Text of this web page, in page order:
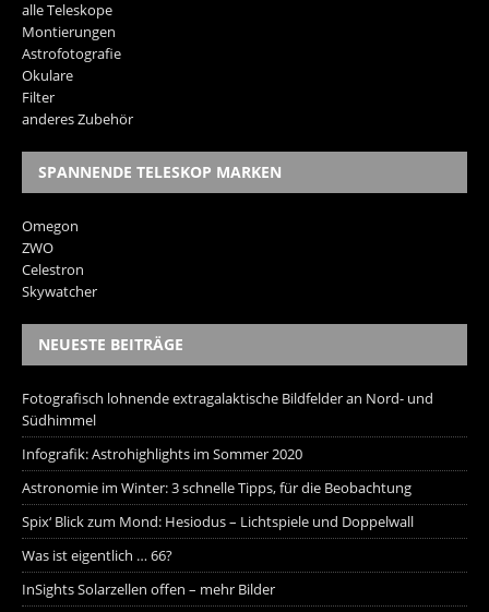
alle Teleskope
Montierungen
Astrofotografie
Okulare
Filter
anderes Zubehör
SPANNENDE TELESKOP MARKEN
Omegon
ZWO
Celestron
Skywatcher
NEUESTE BEITRÄGE
Fotografisch lohnende extragalaktische Bildfelder an Nord- und
Südhimmel
Infografik: Astrohighlights im Sommer 2020
Astronomie im Winter: 3 schnelle Tipps, für die Beobachtung
Spix‘ Blick zum Mond: Hesiodus – Lichtspiele und Doppelwall
Was ist eigentlich … 66?
InSights Solarzellen offen – mehr Bilder